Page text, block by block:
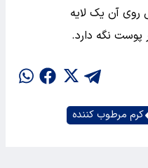
آن یک لایه
پوست نگه دارد.
کرم مرطوب کننده